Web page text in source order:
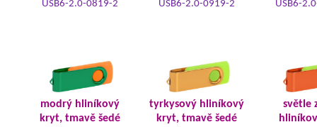
USB6-2.0-0819-2 USB6-2.0-0919-2 USB6-
modrý hliníkový
kryt, tmavě šedé
tyrkysový hliníkový
kryt, tmavě šedé
světle